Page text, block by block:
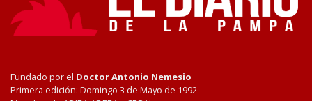
Fundado por el Doctor Antonio Nemesio
Primera edición: Domingo 3 de Mayo de 1992